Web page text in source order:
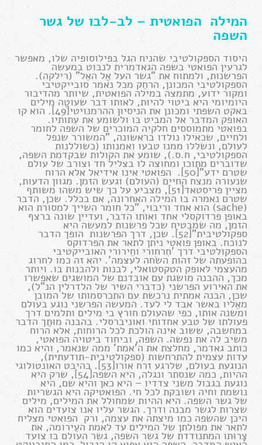
המילה הפואטית – לב-לבו של גשר
השפה
היסוד הספקולטיבי שהניח הגל בפילוסופיה שלו, מאפשר
לגרעין הפואטי בשפה הגאדמרית לנבוט במעשה
הפרשנות, ולמתוח את "גשר העל אֶל האֵל" (רילקה).
הספקולטיבי המכונן, הרחֵק מכל נאמר סובייקטיבי
ומקור ידוע, מתמצה במילה הפואטית, שיותר מהדיבור
היומיומי היא ביטוי להיות, לאותו דבר שעוטֶה מילים
באקט השפתי ומכונן את הניסיון ההרמנויטי[49]. הוא קו
האופק המדבר אל המביט בו ולשומע את עִתותיו.
בפואטי מתמוססים חלקיה המוכרים של השפה לחומר
ולחיים, שכאילו נולדו בראשונה, "המשורר שנפל
לעולם, ונשללו ממנו טבעו ואמנותו (כשוללנות
הספקולטיבי, ח.ס.), שומע את הקולות שבקדמת השפה,
שדוברים מתוכו ומחוצה לו בצליל חד וצורב של עולם
שטרם ידע"[50]. הפואטי אינו אידיאל אלא הרוח
שנעורה מנצח החיים (העולם) וגעש הזמן. מגוון הדעות,
מציין פריסטאד[51], מצביע על כך שיש משהו משותף
שטרם נאמרה בו המילה האחרונה, אם בכלל. שכן, הדבר
(sache) הוא אחד וריבוי, "כל חומר השייך למסורת הוא
באופן פרדוקסלי אחד ואותו הדבר, ועדיין שונה ברצף
הזמן, מה שמבטיח שכל פרשנות למעשה היא
ספקולטיבית"[52]. שכן, דרך הפרשנות הופך הדבר
לנוכח. באופן פואטי ניתן לתאר את הפרדוקס
הספקולטיבי דרך 'חִרחורי וחֵירורי האובייקטיבי
בהופעתה של זהות השׂחה לעצמה'. יהא זה כמו לחרוג
מהעצמי לאופק הטקסטואלי, לבנות ולהבנות בו. ויותר
מכך, ההבנה מושגת עם אובדנם של המושגים שאפשרו
את האירוע הפרשני (כדברי השיר של הלדרלין הנ"ל),
שכן, הבנה אמתית נרכשת עם התכרסמותו של המובן
מאֵליו באשר אבד לי לעד. המעשה הפרשני נוגע בעולם
ומשנה אותו, כפי שהעולם חורץ בי מילים ותלמים דרך
פעולתו של טבע אחדותי ואוניברסלי. בהבנה מוּתַך הדבר
במחשבה, ששוב אינה הולכת לכל הרוחות, אלא הרוח
משיב לה את נפשה. השפה, וביחוד ביטויה הפואטי,
כותב גאדמר, מחלצת את ה'אמת' ממה שנאמר, והיא כמו
עדות עצמית להתרחשות (ספקולטיבית-תודעתית),
הנוגעת בעולם, שלרגע זרח אורו[53]. בהיבט האונטולוגי
ההיות, כמה שנסתר ונגלה, היא השפה[54], שרק היא
נוגעת בגבול משני צדדיו – היא כאן והיא שם, היא
נושמת וחיה ושובקת לכל חי. הפואטיקה היא הגשריות
של גשר השפה. היא ההיות שמחולל את המילים, מילים
שצרות לגשר מבנה ודרך. הגשר עליו אנו צועדים הוא
היכן שהשפה כמו מיצתה את עצמה, ורק הפואטי מצליח
לתאר את מפולתן של המילים עד לאמת העֵירומה, את
צָרוּתו המתנודדת של גשר השפה, גשר העולם בו צועד